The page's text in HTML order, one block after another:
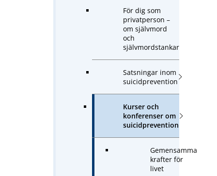
För dig som
privatperson –
om självmord
och
självmordstankar
Satsningar inom
suicidprevention
Kurser och
konferenser om
suicidprevention
Gemensamma
krafter för
livet